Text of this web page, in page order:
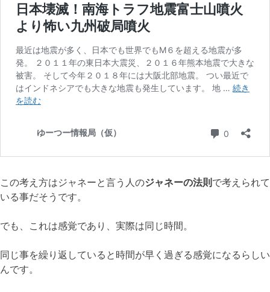
この考え方はジャネーと言う人のジャネーの法則 で考えられて
いる事だそうです。
でも、これは感覚であり、実際は同じ時間。
同じ事を繰り返していると時間が早く過ぎる感覚になるらしい
んです。